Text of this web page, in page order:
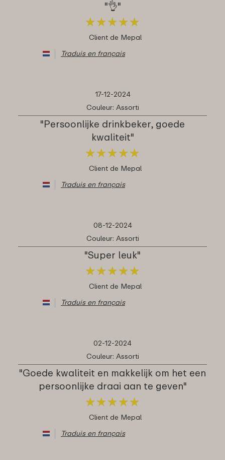
"👌"
★★★★★
★★★★★
Client de Mepal
Traduis en français
17-12-2024
Couleur: Assorti
"Persoonlijke drinkbeker, goede
kwaliteit"
★★★★★
★★★★★
Client de Mepal
Traduis en français
08-12-2024
Couleur: Assorti
"Super leuk"
★★★★★
★★★★★
Client de Mepal
Traduis en français
02-12-2024
Couleur: Assorti
"Goede kwaliteit en makkelijk om het een
persoonlijke draai aan te geven"
★★★★★
★★★★★
Client de Mepal
Traduis en français